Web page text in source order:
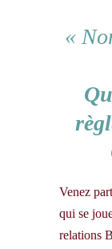
«
Venez
qui se
relations